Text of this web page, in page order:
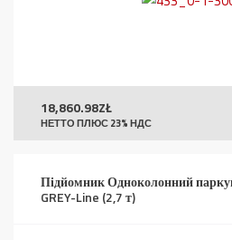
18,860.98ZŁ
НЕТТО ПЛЮС 23% НДС
Підйомник Одноколонний
GREY-Line (2,7 т)